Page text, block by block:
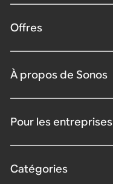
Offres
À propos de Sonos
Pour les entreprises
Catégories